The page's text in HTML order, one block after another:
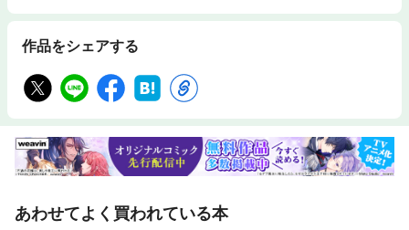
作品をシェアする
あわせてよく買われている本